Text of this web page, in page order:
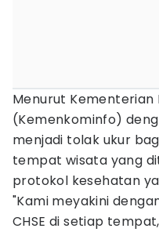
Menurut
(Kemenkominfo)
menjadi tolak ukur
tempat wisata yang
protokol kesehatan
"Kami meyakini
CHSE di setiap